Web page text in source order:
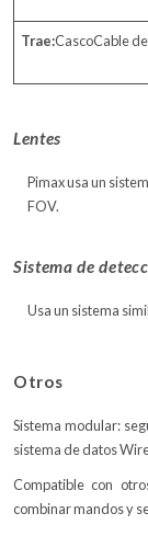
Trae:CascoCable
Lentes
Pimax usa un
FOV.
Sistema de
Usa un sistema
Otros
Sistema modular:
sistema de datos
Compatible con
combinar mandos y